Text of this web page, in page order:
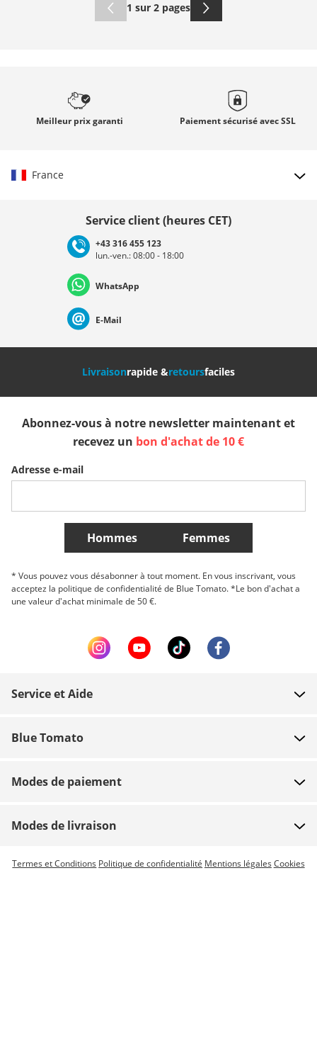
1 sur 2 pages
Meilleur prixgaranti Paiement sécurisé avecSSL
France
Deutschland Österreich
Nederland Italia (Italiano) Italien (Deutsch)
Slovenija België (Nederlands)
Belgique (Français) Danmark Norge
Plus de Pays
Service client (heures CET)
+43 316 455 123
lun.-ven.: 08:00 - 18:00
WhatsApp
E-Mail
Livraisonrapide &retoursfaciles
Abonnez-vous à notre newsletter maintenant et
recevez un bon d'achat de 10 €
Adresse e-mail
Hommes Femmes
* Vous pouvez vous désabonner à tout moment. En vous inscrivant, vous
acceptez la politique de confidentialité de Blue Tomato. *Le bon d'achat a
une valeur d'achat minimale de 50 €.
Service et Aide
Paiement
Retours
Suivi commande
Blue Tomato
Emplois
Blue World
Modes de paiement
Modes de livraison
Livraison express possible
Termes et Conditions Politique de confidentialité Mentions légales Cookies